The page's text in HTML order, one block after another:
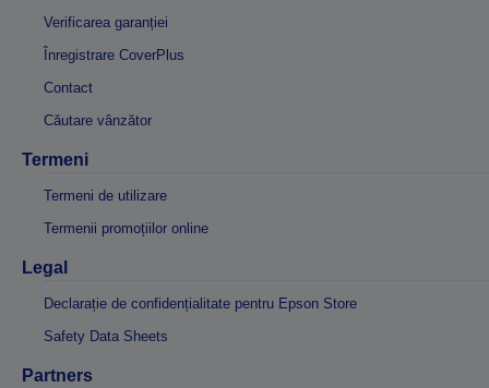
Verificarea garanției
Înregistrare CoverPlus
Contact
Căutare vânzător
Termeni
Termeni de utilizare
Termenii promoțiilor online
Legal
Declarație de confidențialitate pentru Epson Store
Safety Data Sheets
Partners